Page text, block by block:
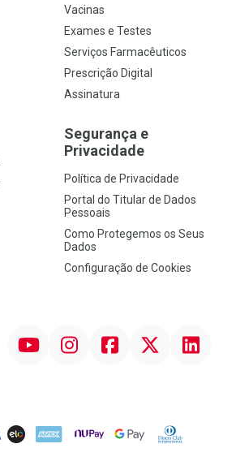
Vacinas
Exames e Testes
Serviços Farmacêuticos
Prescrição Digital
Assinatura
Segurança e
Privacidade
Política de Privacidade
Portal do Titular de Dados
Pessoais
Como Protegemos os Seus
Dados
Configuração de Cookies
InstagramFacebook Linkedin
ELO AMEX NuPay Google PayDiners Club